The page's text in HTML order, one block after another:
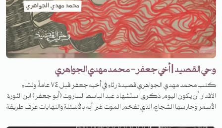
وحي القصيد | أخي جعفر- محمد مهدي الجواهري
كتب محمد مهدي الجواهري قصيدة رثاء في أخيه جعفر قبل ٧٤ عاماً، وتشاء
الاقدار أن يكون اليوم ذكرى استشهاد عبد الباسط الساروت (أبو جعفر) ابن الثورة
الأسمر وحارسها الشجاع، الذي تقحّم الموت غير آبه بالأسئلة والنهايات عرف طريقة